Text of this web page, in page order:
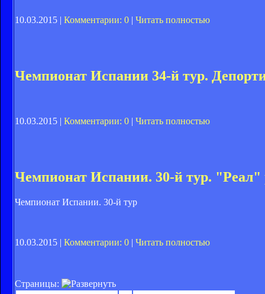
10.03.2015 | Комментарии: 0 | Читать полностью
Чемпионат Испании 34-й тур.
10.03.2015 | Комментарии: 0 | Читать полностью
Чемпионат Испании. 30-й тур.
Чемпионат Испании. 30-й тур
10.03.2015 | Комментарии: 0 | Читать полностью
Страницы: